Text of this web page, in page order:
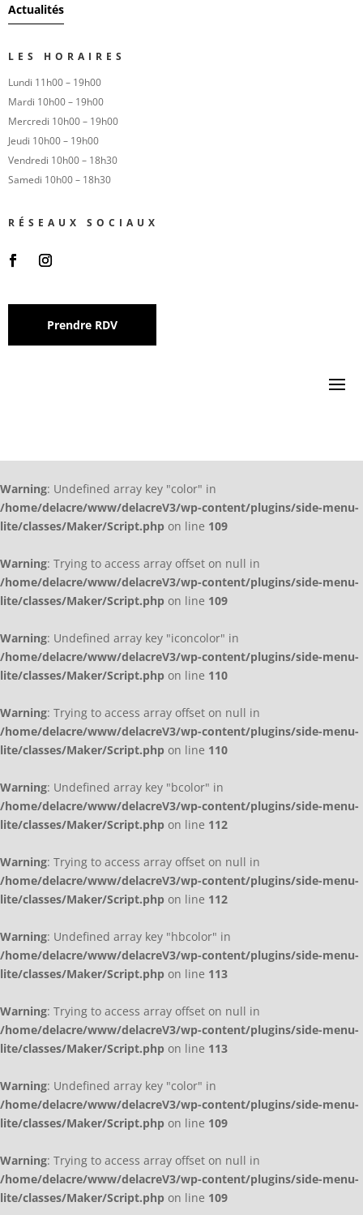
Actualités
LES HORAIRES
Lundi 11h00 – 19h00
Mardi 10h00 – 19h00
Mercredi 10h00 – 19h00
Jeudi 10h00 – 19h00
Vendredi 10h00 – 18h30
Samedi 10h00 – 18h30
RÉSEAUX SOCIAUX
Prendre RDV
Warning: Undefined array key "color" in
/home/delacre/www/delacreV3/wp-content/plugins/side-menu-
lite/classes/Maker/Script.php on line 109
Warning: Trying to access array offset on null in
/home/delacre/www/delacreV3/wp-content/plugins/side-menu-
lite/classes/Maker/Script.php on line 109
Warning: Undefined array key "iconcolor" in
/home/delacre/www/delacreV3/wp-content/plugins/side-menu-
lite/classes/Maker/Script.php on line 110
Warning: Trying to access array offset on null in
/home/delacre/www/delacreV3/wp-content/plugins/side-menu-
lite/classes/Maker/Script.php on line 110
Warning: Undefined array key "bcolor" in
/home/delacre/www/delacreV3/wp-content/plugins/side-menu-
lite/classes/Maker/Script.php on line 112
Warning: Trying to access array offset on null in
/home/delacre/www/delacreV3/wp-content/plugins/side-menu-
lite/classes/Maker/Script.php on line 112
Warning: Undefined array key "hbcolor" in
/home/delacre/www/delacreV3/wp-content/plugins/side-menu-
lite/classes/Maker/Script.php on line 113
Warning: Trying to access array offset on null in
/home/delacre/www/delacreV3/wp-content/plugins/side-menu-
lite/classes/Maker/Script.php on line 113
Warning: Undefined array key "color" in
/home/delacre/www/delacreV3/wp-content/plugins/side-menu-
lite/classes/Maker/Script.php on line 109
Warning: Trying to access array offset on null in
/home/delacre/www/delacreV3/wp-content/plugins/side-menu-
lite/classes/Maker/Script.php on line 109